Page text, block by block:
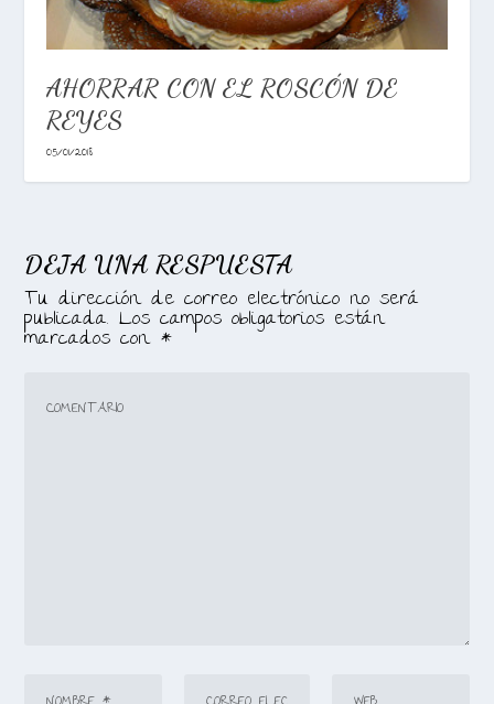
AHORRAR CON EL ROSCÓN DE
REYES
05/01/2018
DEJA UNA RESPUESTA
Tu dirección de correo electrónico no será
publicada. Los campos obligatorios están
marcados con *